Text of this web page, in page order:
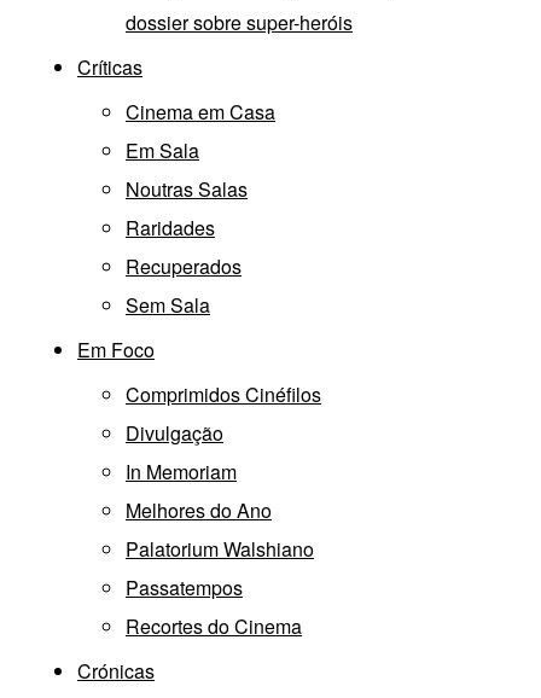
dossier sobre super-heróis
Críticas
Cinema em Casa
Em Sala
Noutras Salas
Raridades
Recuperados
Sem Sala
Em Foco
Comprimidos Cinéfilos
Divulgação
In Memoriam
Melhores do Ano
Palatorium Walshiano
Passatempos
Recortes do Cinema
Crónicas